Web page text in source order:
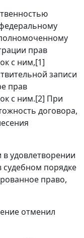
прав
с ним,[1]
записи
прав
с ним.[2] При
договора,
удовлетворении
судебном порядке
право,
отменил